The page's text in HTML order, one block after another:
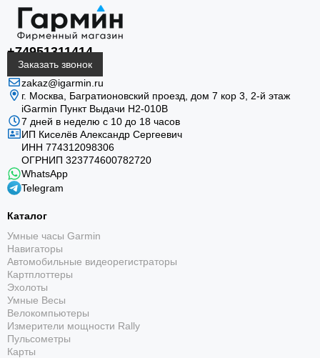
+74951311414
Заказать звонок
zakaz@igarmin.ru
г. Москва, Багратионовский проезд, дом 7 кор 3, 2-й этаж
iGarmin Пункт Выдачи Н2-010В
7 дней в неделю с 10 до 18 часов
ИП Киселёв Александр Сергеевич
ИНН 774312098306
ОГРНИП 323774600782720
WhatsApp
Telegram
Каталог
Умные часы Garmin
Навигаторы
Автомобильные видеорегистраторы
Картплоттеры
Эхолоты
Умные Весы
Велокомпьютеры
Измерители мощности Rally
Пульсометры
Карты